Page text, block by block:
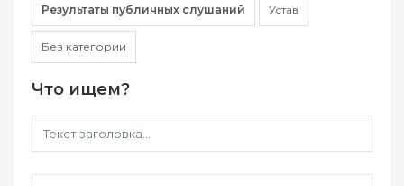
Результаты публичных слушаний Устав
Без категории
Что ищем?